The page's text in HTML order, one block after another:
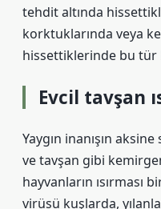
tehdit altında
korktuklarında veya
hissettiklerinde bu
Evcil tavşan
Yaygın inanışın
ve tavşan gibi
hayvanların ısırması
virüsü kuşlarda,